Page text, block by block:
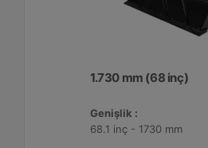
1.730 mm (68 inç)
Genişlik :
68.1 inç - 1730 mm